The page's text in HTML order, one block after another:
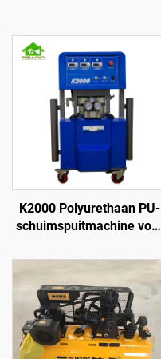
K2000 Polyurethaan PU-
schuimspuitmachine voor